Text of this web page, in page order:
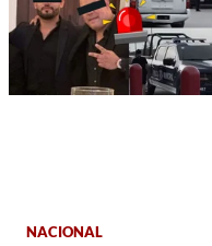
NACIONAL